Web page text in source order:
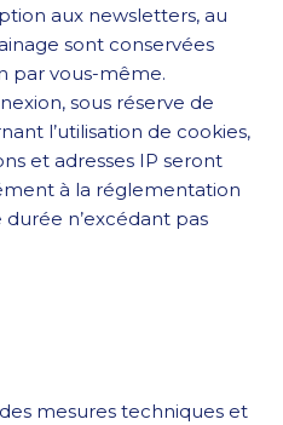
aux newsletters, au
sont conservées
par vous-même.
sous réserve de
l’utilisation de cookies,
et adresses IP seront
à la réglementation
n’excédant pas
mesures techniques et